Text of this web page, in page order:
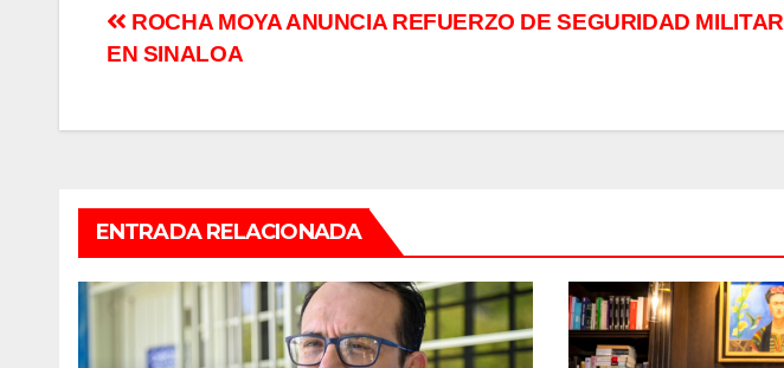
Navegación
entradas
ROCHA MOYA ANUNCIA REFUERZO DE SEGURIDAD MILITAR
EN SINALOA
ENTRADA RELACIONADA